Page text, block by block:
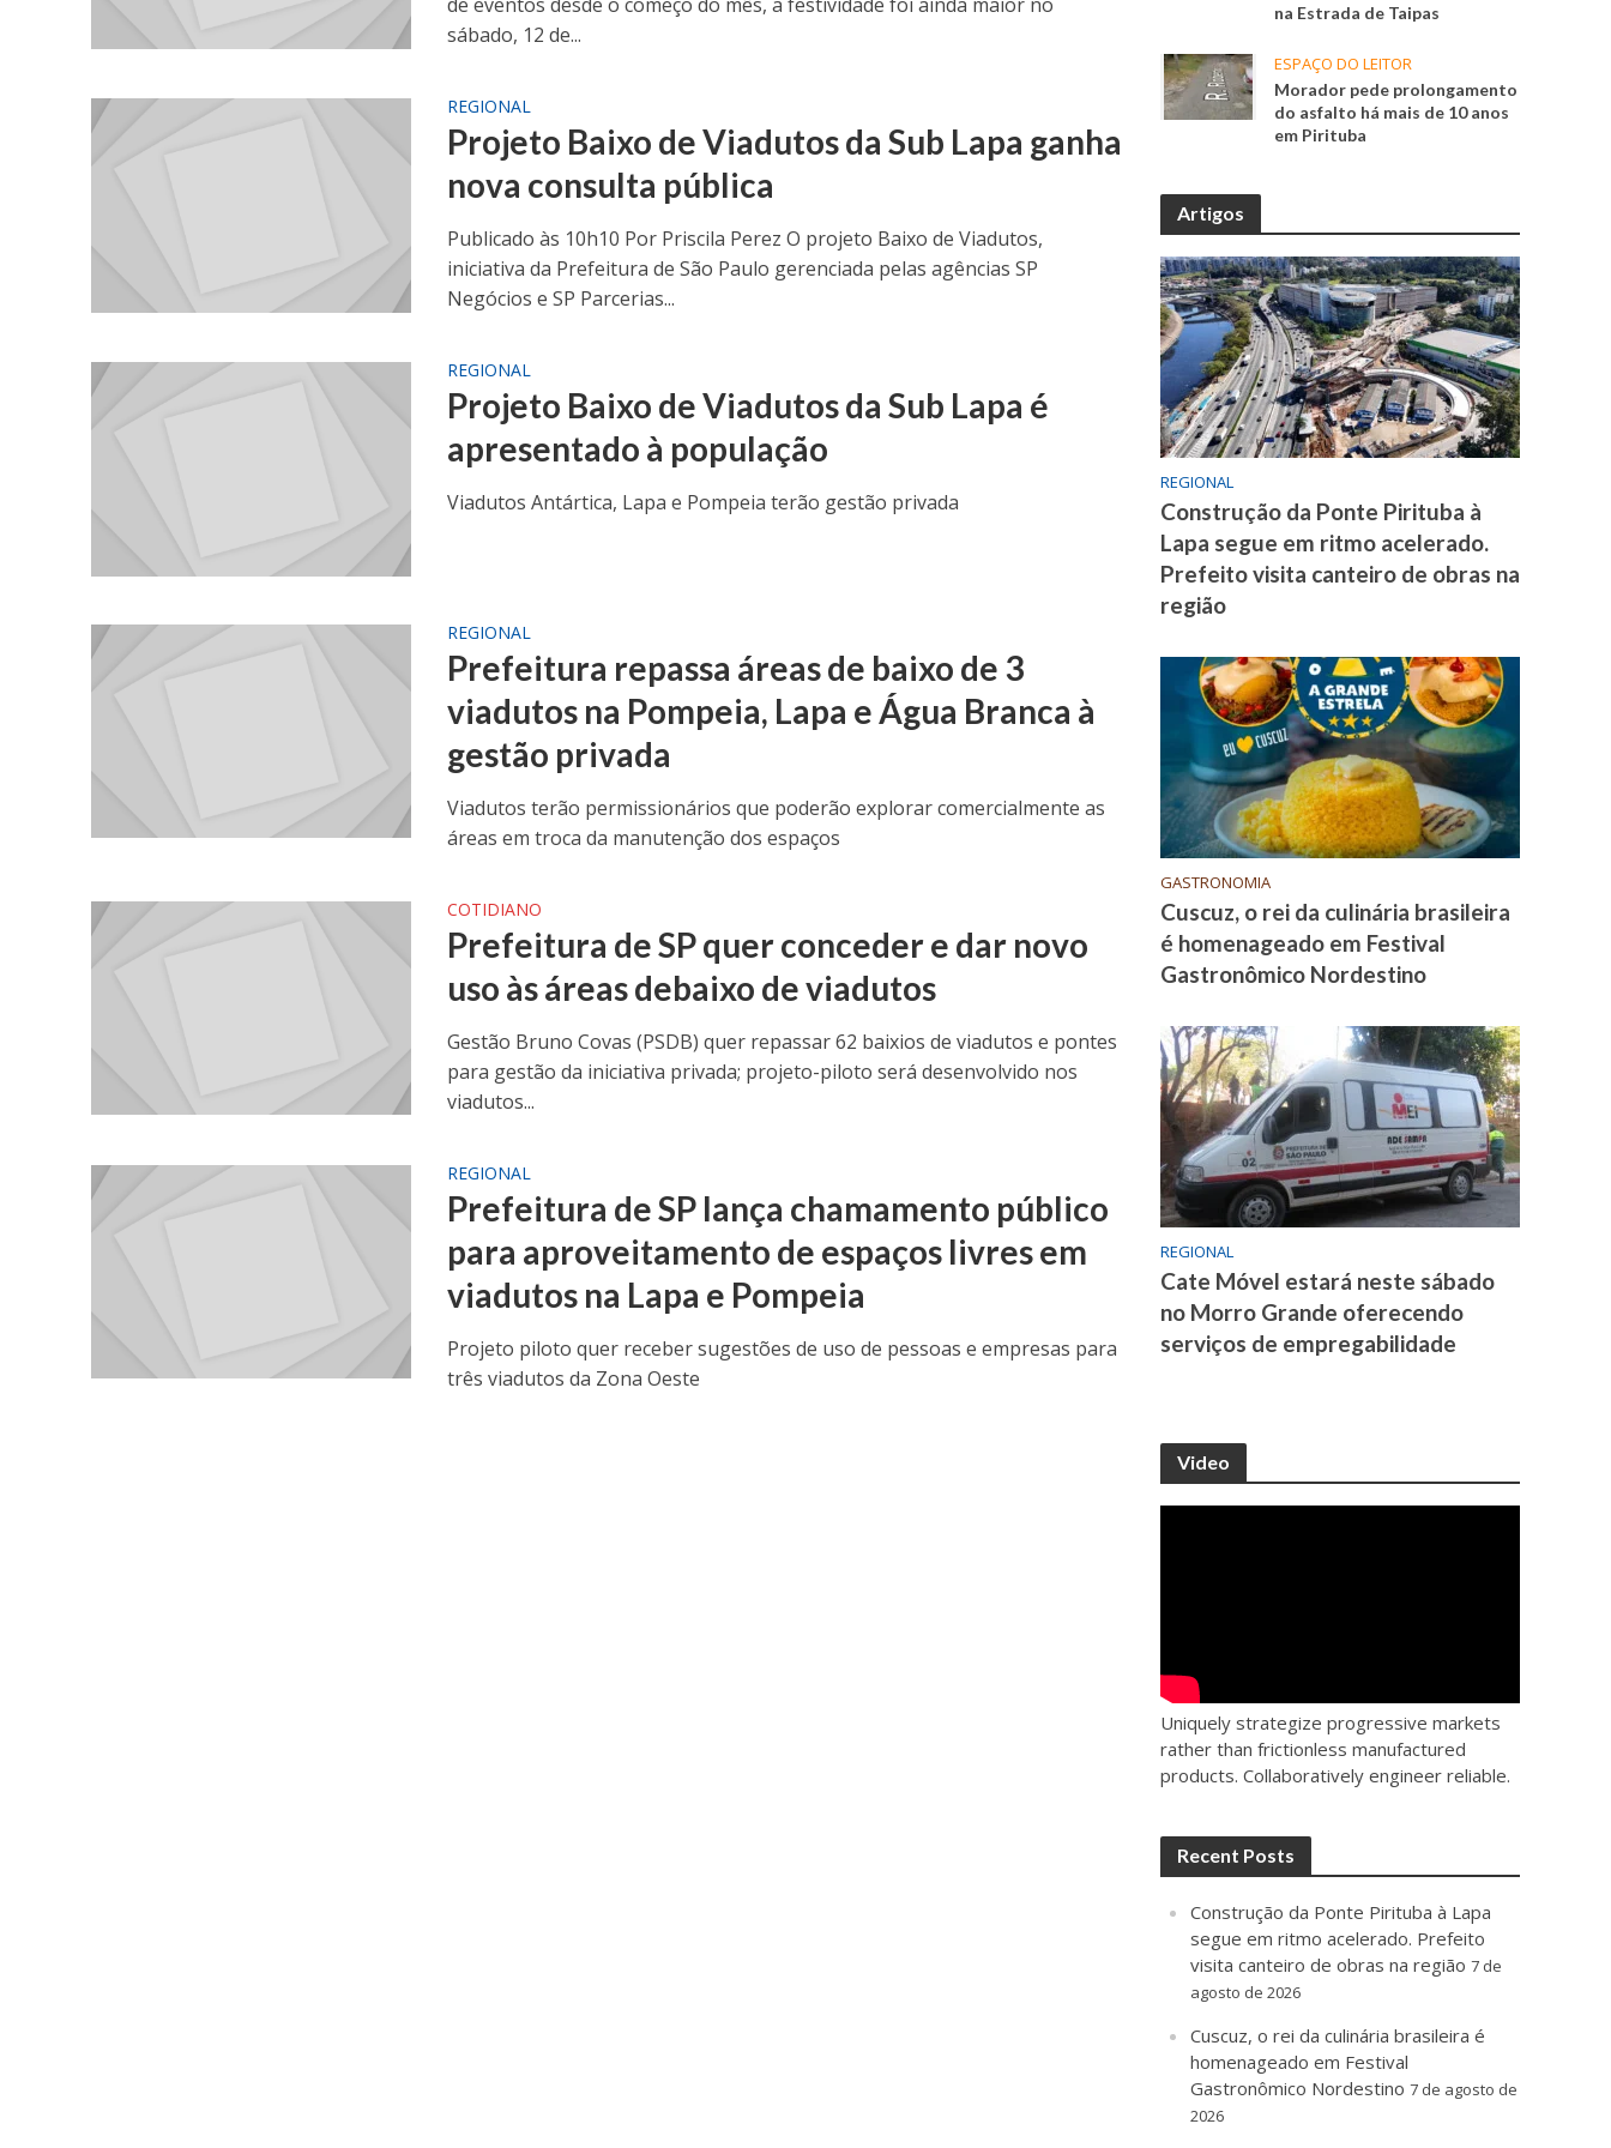
sábado, 12 de...
REGIONAL
Projeto Baixo de Viadutos da Sub Lapa ganha
nova consulta pública
Publicado às 10h10 Por Priscila Perez O projeto Baixo de Viadutos,
iniciativa da Prefeitura de São Paulo gerenciada pelas agências SP
Negócios e SP Parcerias...
REGIONAL
Projeto Baixo de Viadutos da Sub Lapa é
apresentado à população
Viadutos Antártica, Lapa e Pompeia terão gestão privada
REGIONAL
Prefeitura repassa áreas de baixo de 3
viadutos na Pompeia, Lapa e Água Branca à
gestão privada
Viadutos terão permissionários que poderão explorar comercialmente as
áreas em troca da manutenção dos espaços
COTIDIANO
Prefeitura de SP quer conceder e dar novo
uso às áreas debaixo de viadutos
Gestão Bruno Covas (PSDB) quer repassar 62 baixios de viadutos e pontes
para gestão da iniciativa privada; projeto-piloto será desenvolvido nos
viadutos...
REGIONAL
Prefeitura de SP lança chamamento público
para aproveitamento de espaços livres em
viadutos na Lapa e Pompeia
Projeto piloto quer receber sugestões de uso de pessoas e empresas para
três viadutos da Zona Oeste
na Estrada de Taipas
ESPAÇO DO LEITOR
Morador pede prolongamento
do asfalto há mais de 10 anos
em Pirituba
Artigos
REGIONAL
Construção da Ponte Pirituba à
Lapa segue em ritmo acelerado.
Prefeito visita canteiro de obras na
região
GASTRONOMIA
Cuscuz, o rei da culinária brasileira
é homenageado em Festival
Gastronômico Nordestino
REGIONAL
Cate Móvel estará neste sábado
no Morro Grande oferecendo
serviços de empregabilidade
Video
Uniquely strategize progressive markets
rather than frictionless manufactured
products. Collaboratively engineer reliable.
Recent Posts
Construção da Ponte Pirituba à Lapa
segue em ritmo acelerado. Prefeito
visita canteiro de obras na região 7 de
agosto de 2026
Cuscuz, o rei da culinária brasileira é
homenageado em Festival
Gastronômico Nordestino 7 de agosto de
2026